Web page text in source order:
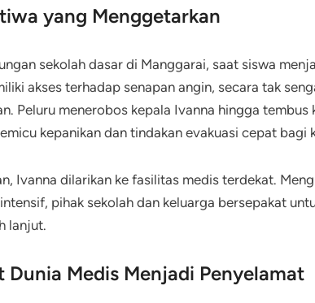
yang Menggetarkan
sekolah dasar di Manggarai, saat siswa
akses terhadap senapan angin, secara tak
Peluru menerobos kepala Ivanna hingga tembus
kepanikan dan tindakan evakuasi cepat bagi
Ivanna dilarikan ke fasilitas medis terdekat.
pihak sekolah dan keluarga bersepakat
lanjut.
Dunia Medis Menjadi Penyelamat